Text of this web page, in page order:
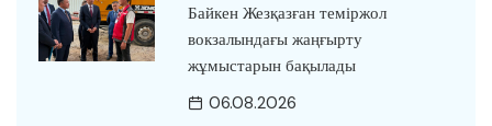
Байкен Жезқазған теміржол
вокзалындағы жаңғырту
жұмыстарын бақылады
06.08.2026